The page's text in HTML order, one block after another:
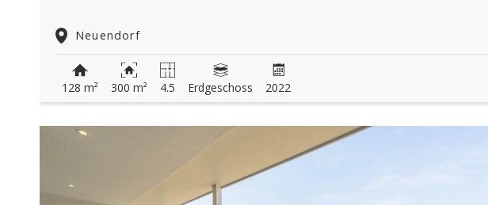
Neuendorf
128 m² 300 m² 4.5 Erdgeschoss 2022